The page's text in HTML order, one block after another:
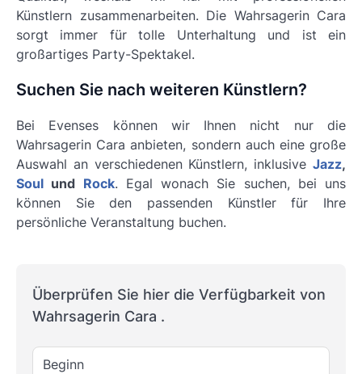
Künstlern zusammenarbeiten. Die Wahrsagerin Cara
sorgt immer für tolle Unterhaltung und ist ein
großartiges Party-Spektakel.
Suchen Sie nach weiteren Künstlern?
Bei Evenses können wir Ihnen nicht nur die
Wahrsagerin Cara anbieten, sondern auch eine große
Auswahl an verschiedenen Künstlern, inklusive Jazz,
Soul und Rock. Egal wonach Sie suchen, bei uns
können Sie den passenden Künstler für Ihre
persönliche Veranstaltung buchen.
Überprüfen Sie hier die Verfügbarkeit von
Wahrsagerin Cara .
Beginn